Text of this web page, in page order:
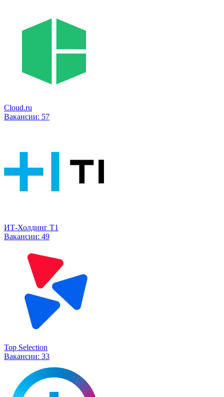
Cloud.ru
Вакансии: 57
ИТ-Холдинг Т1
Вакансии: 49
Top Selection
Вакансии: 33